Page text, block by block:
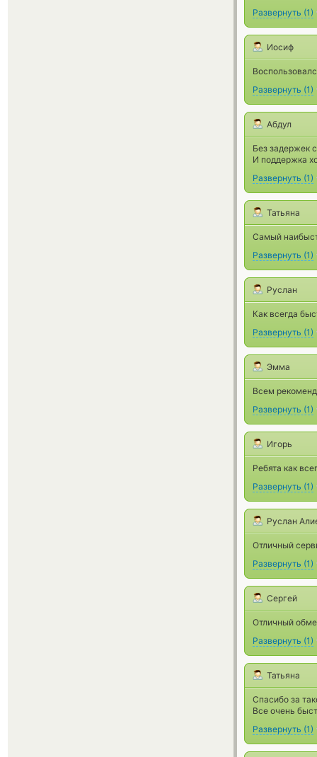
Развернуть (1)
Иосиф
Развернуть (1)
Абдул
Без задержек
И поддержка
Развернуть (1)
Татьяна
Самый
Развернуть (1)
Руслан
Как всегда
Развернуть (1)
Эмма
Всем
Развернуть (1)
Игорь
Ребята как
Развернуть (1)
Руслан
Отличный
Развернуть (1)
Сергей
Отличный
Развернуть (1)
Татьяна
Спасибо за
Все очень
Развернуть (1)